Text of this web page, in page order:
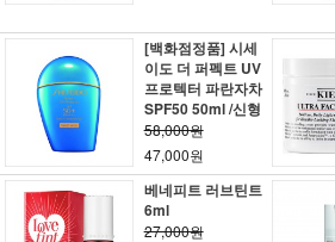
[백화점정품] 시세
이도 더 퍼펙트 UV
프로텍터 파란자차
SPF50 50ml /신형
58,000원
47,000원
베네피트 러브틴트
6ml
27,000원